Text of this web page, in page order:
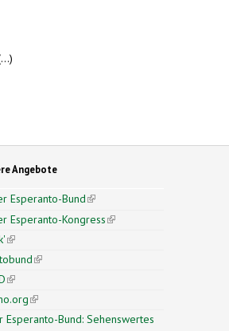
Angebote
Esperanto-Bund(link is external)
Esperanto-Kongress(link is external)
(link is external)
(link is external)
(link is external)
(link is external)
Esperanto-Bund: Sehenswertes